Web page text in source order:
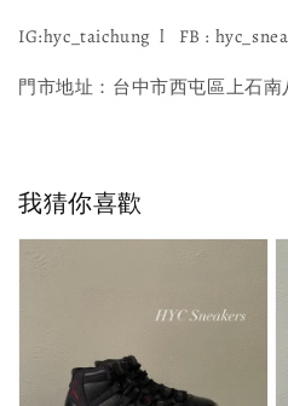
IG:hyc_taichung l FB :
門市地址：台中市西屯區上石南
我猜你喜歡